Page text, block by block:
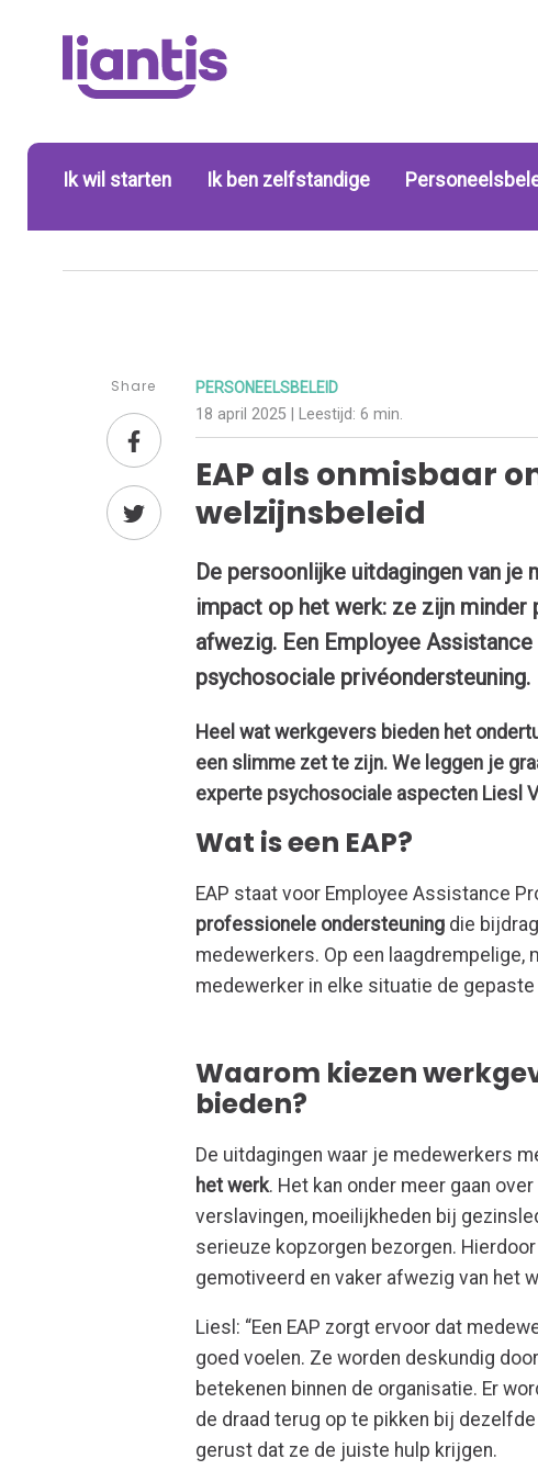
Ik wil starten Ik ben zelfstandige
Share PERSONEELSBELEID
18 april 2025 | Leestijd:6 min.
EAP als onmisbaar
welzijnsbeleid
De persoonlijke uitdagingen van je
impact op het werk: ze zijn
afwezig. Een Employee
psychosociale privéondersteuning.
Heel wat werkgevers bieden het
een slimme zet te zijn. We leggen je
experte psychosociale aspecten Liesl
Wat is een EAP?
EAP staat voor Employee Assistance
professionele ondersteuning die
medewerkers. Op een
medewerker in elke situatie de
Waarom kiezen
bieden?
De uitdagingen waar je medewerkers
het werk. Het kan onder meer gaan
verslavingen, moeilijkheden bij
serieuze kopzorgen bezorgen.
gemotiveerd en vaker afwezig van het
Liesl: “Een EAP zorgt ervoor dat
goed voelen. Ze worden deskundig
betekenen binnen de organisatie. Er
de draad terug op te pikken bij
gerust dat ze de juiste hulp krijgen.